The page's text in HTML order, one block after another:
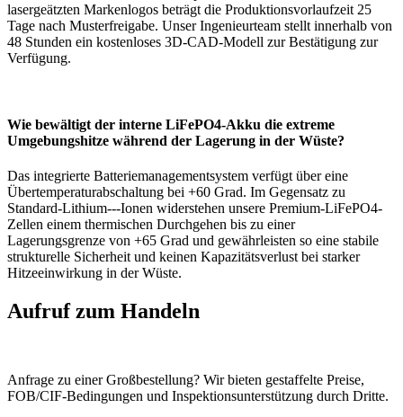
lasergeätzten Markenlogos beträgt die Produktionsvorlaufzeit 25
Tage nach Musterfreigabe. Unser Ingenieurteam stellt innerhalb von
48 Stunden ein kostenloses 3D-CAD-Modell zur Bestätigung zur
Verfügung.
Wie bewältigt der interne LiFePO4-Akku die extreme
Umgebungshitze während der Lagerung in der Wüste?
Das integrierte Batteriemanagementsystem verfügt über eine
Übertemperaturabschaltung bei +60 Grad. Im Gegensatz zu
Standard-Lithium---Ionen widerstehen unsere Premium-LiFePO4-
Zellen einem thermischen Durchgehen bis zu einer
Lagerungsgrenze von +65 Grad und gewährleisten so eine stabile
strukturelle Sicherheit und keinen Kapazitätsverlust bei starker
Hitzeeinwirkung in der Wüste.
Aufruf zum Handeln
Anfrage zu einer Großbestellung? Wir bieten gestaffelte Preise,
FOB/CIF-Bedingungen und Inspektionsunterstützung durch Dritte.